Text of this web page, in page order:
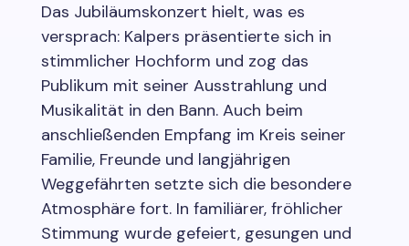
Das Jubiläumskonzert hielt, was es
versprach: Kalpers präsentierte sich in
stimmlicher Hochform und zog das
Publikum mit seiner Ausstrahlung und
Musikalität in den Bann. Auch beim
anschließenden Empfang im Kreis seiner
Familie, Freunde und langjährigen
Weggefährten setzte sich die besondere
Atmosphäre fort. In familiärer, fröhlicher
Stimmung wurde gefeiert, gesungen und